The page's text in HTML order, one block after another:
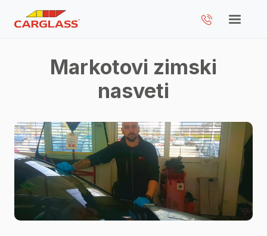
Markotovi zimski
nasveti